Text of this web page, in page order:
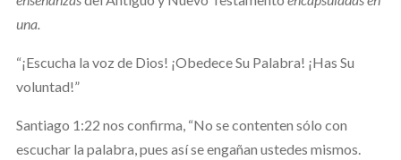
una.
“¡Escucha la voz de Dios! ¡Obedece Su Palabra! ¡Has Su
voluntad!”
Santiago 1:22 nos confirma, “No se contenten sólo con
escuchar la palabra, pues así se engañan ustedes mismos.